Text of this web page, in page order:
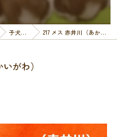
子犬一覧 217 メス 赤井川（あかいがわ）
がわ）